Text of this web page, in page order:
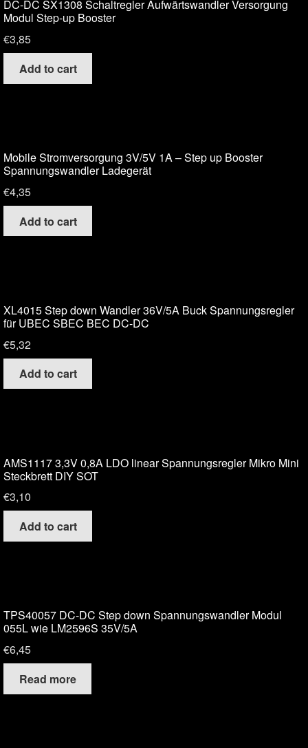
DC-DC SX1308 Schaltregler Aufwärtswandler Versorgung
Modul Step-up Booster
€3,85
Add to cart
Mobile Stromversorgung 3V/5V 1A – Step up Booster
Spannungswandler Ladegerät
€4,35
Add to cart
XL4015 Step down Wandler 36V/5A Buck Spannungsregler
für UBEC SBEC BEC DC-DC
€5,32
Add to cart
AMS1117 3,3V 0,8A LDO linear Spannungsregler Mikro Mini
Steckbrett DIY SOT
€3,10
Add to cart
TPS40057 DC-DC Step down Spannungswandler Modul
055L wie LM2596S 35V/5A
€6,45
Read more